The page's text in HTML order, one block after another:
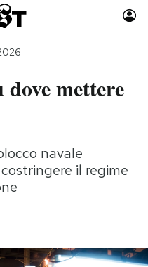
Consumismi
Storie/Idee
Altrecose
mettere
navale
il regime